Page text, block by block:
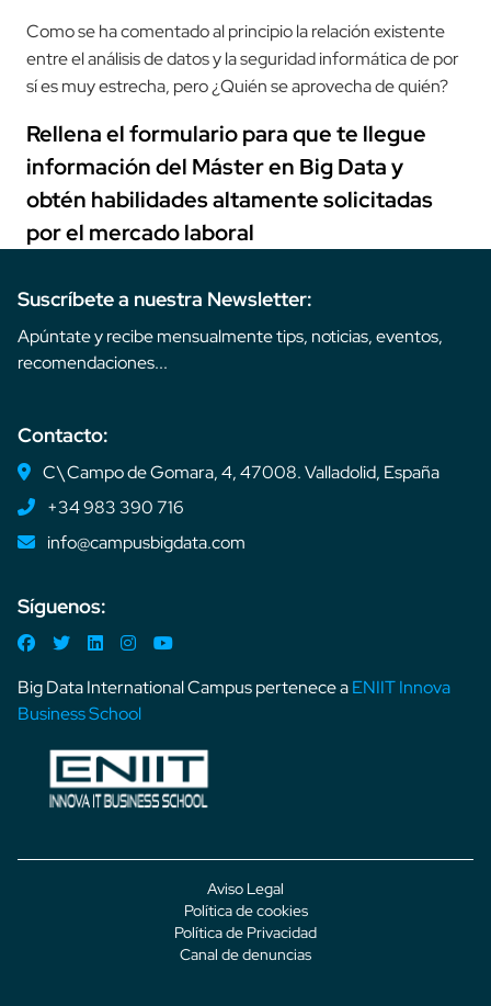
Como se ha comentado al principio la relación existente
entre el análisis de datos y la seguridad informática de por
sí es muy estrecha, pero ¿Quién se aprovecha de quién?
Rellena el formulario para que te llegue
información del Máster en Big Data y
obtén habilidades altamente solicitadas
por el mercado laboral
Suscríbete a nuestra Newsletter:
Apúntate y recibe mensualmente tips, noticias, eventos,
recomendaciones...
Contacto:
C\ Campo de Gomara, 4, 47008. Valladolid, España
+34 983 390 716
info@campusbigdata.com
Síguenos:
Big Data International Campus pertenece aENIIT Innova
Business School
Aviso Legal
Política de cookies
Política de Privacidad
Canal de denuncias